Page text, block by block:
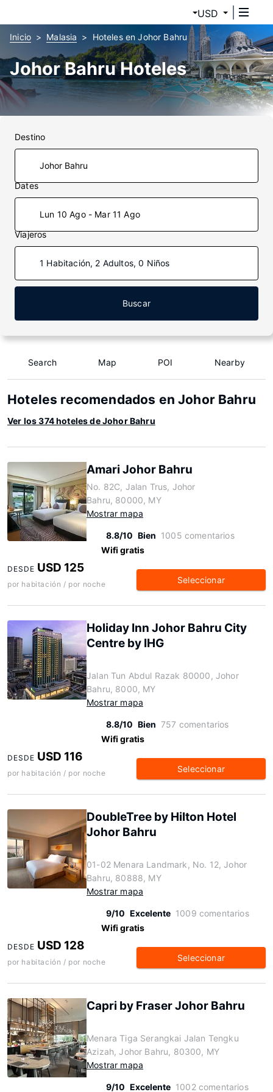
USD
Inicio Malasia Hoteles en Johor Bahru
Johor Bahru Hoteles
Destino
Dates
Lun 10 Ago - Mar 11 Ago
Viajeros
1 Habitación, 2 Adultos, 0 Niños
Buscar
Search Map POI Nearby
Hoteles recomendados en Johor Bahru
Ver los 374 hoteles de Johor Bahru
Amari Johor Bahru
No. 82C, Jalan Trus, Johor
Bahru, 80000, MY
Mostrar mapa
8.8/10 Bien 1005 comentarios
Wifi gratis
DESDE USD 125
por habitación / por noche Seleccionar
Holiday Inn Johor Bahru City
Centre by IHG
Jalan Tun Abdul Razak 80000, Johor
Bahru, 8000, MY
Mostrar mapa
8.8/10 Bien 757 comentarios
Wifi gratis
DESDE USD 116
por habitación / por noche Seleccionar
DoubleTree by Hilton Hotel
Johor Bahru
01-02 Menara Landmark, No. 12, Johor
Bahru, 80888, MY
Mostrar mapa
9/10 Excelente 1009 comentarios
Wifi gratis
DESDE USD 128
por habitación / por noche Seleccionar
Capri by Fraser Johor Bahru
Menara Tiga Serangkai Jalan Tengku
Azizah, Johor Bahru, 80300, MY
Mostrar mapa
9/10 Excelente 1002 comentarios